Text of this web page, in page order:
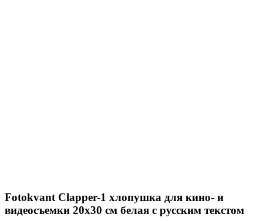
Fotokvant Clapper-1 хлопушка для кино- и
видеосъемки 20х30 см белая с русским текстом